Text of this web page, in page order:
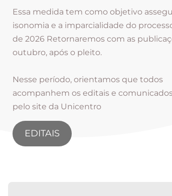
Essa medida tem como objetivo
isonomia e a imparcialidade do
de 2026 Retornaremos com as
outubro, após o pleito.
Nesse período, orientamos que todos
acompanhem os editais e
pelo site da Unicentro
EDITAIS